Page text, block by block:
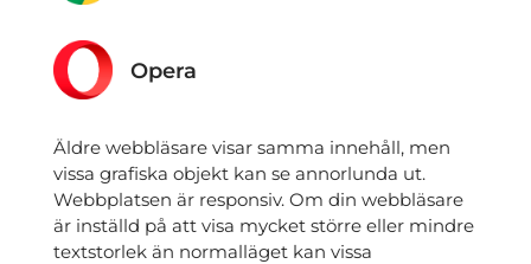
Opera
Äldre webbläsare visar samma innehåll, men
vissa grafiska objekt kan se annorlunda ut.
Webbplatsen är responsiv. Om din webbläsare
är inställd på att visa mycket större eller mindre
textstorlek än normalläget kan vissa